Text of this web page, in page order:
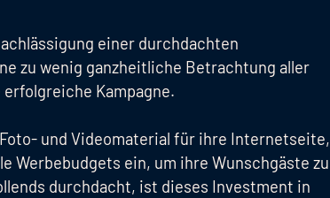
einer durchdachten
zu wenig ganzheitliche Betrachtung aller
Kampagne.
und Videomaterial für ihre Internetseite,
Werbebudgets ein, um ihre Wunschgäste zu
durchdacht, ist dieses Investment in